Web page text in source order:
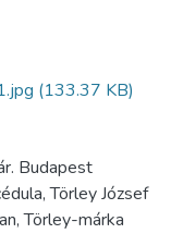
(133.37 KB)
Budapest
Törley József
Törley-márka